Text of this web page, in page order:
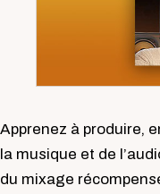
Apprenez à produire,
la musique et de
du mixage